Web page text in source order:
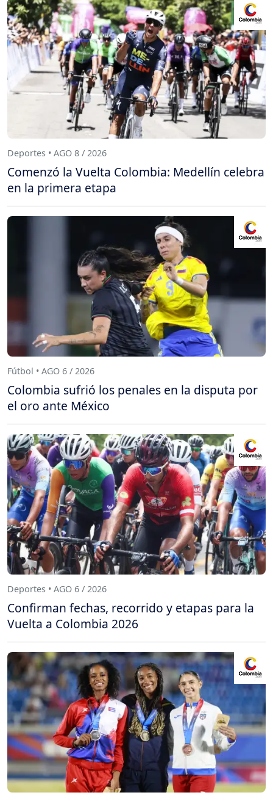
Deportes • AGO 8 / 2026
Comenzó la Vuelta Colombia: Medellín celebra
en la primera etapa
Fútbol • AGO 6 / 2026
Colombia sufrió los penales en la disputa por
el oro ante México
Deportes • AGO 6 / 2026
Confirman fechas, recorrido y etapas para la
Vuelta a Colombia 2026